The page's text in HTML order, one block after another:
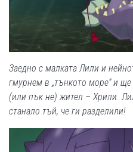
Заедно с малката Лили и
гмурнем в „тънкото море“ и
(или пък не) жител – Хрили.
станало тъй, че ги разделили!